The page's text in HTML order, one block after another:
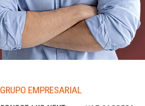
GRUPO EMPRESARIAL